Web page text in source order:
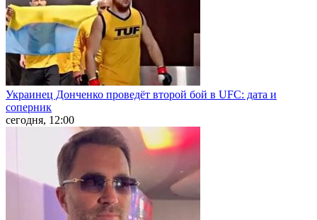
Украинец Донченко проведёт второй бой в UFC: дата и
соперник
сегодня, 12:00